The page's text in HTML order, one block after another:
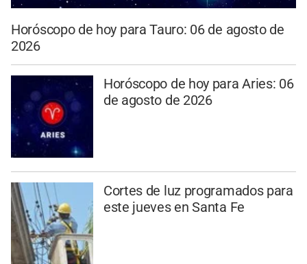
Horóscopo de hoy para Tauro: 06 de agosto de
2026
Horóscopo de hoy para Aries: 06
de agosto de 2026
Cortes de luz programados para
este jueves en Santa Fe